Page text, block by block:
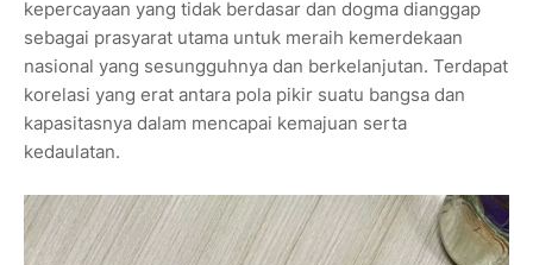
kepercayaan yang tidak berdasar dan dogma dianggap
sebagai prasyarat utama untuk meraih kemerdekaan
nasional yang sesungguhnya dan berkelanjutan. Terdapat
korelasi yang erat antara pola pikir suatu bangsa dan
kapasitasnya dalam mencapai kemajuan serta
kedaulatan.